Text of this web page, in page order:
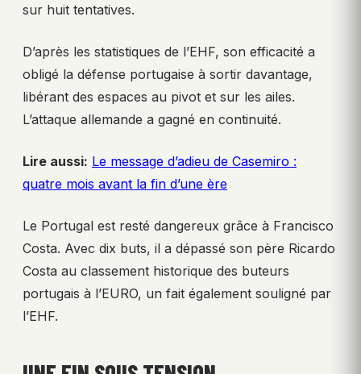
sur huit tentatives.
D’après les statistiques de l’EHF, son efficacité a
obligé la défense portugaise à sortir davantage,
libérant des espaces au pivot et sur les ailes.
L’attaque allemande a gagné en continuité.
Lire aussi: Le message d’adieu de Casemiro :
quatre mois avant la fin d’une ère
Le Portugal est resté dangereux grâce à Francisco
Costa. Avec dix buts, il a dépassé son père Ricardo
Costa au classement historique des buteurs
portugais à l’EURO, un fait également souligné par
l’EHF.